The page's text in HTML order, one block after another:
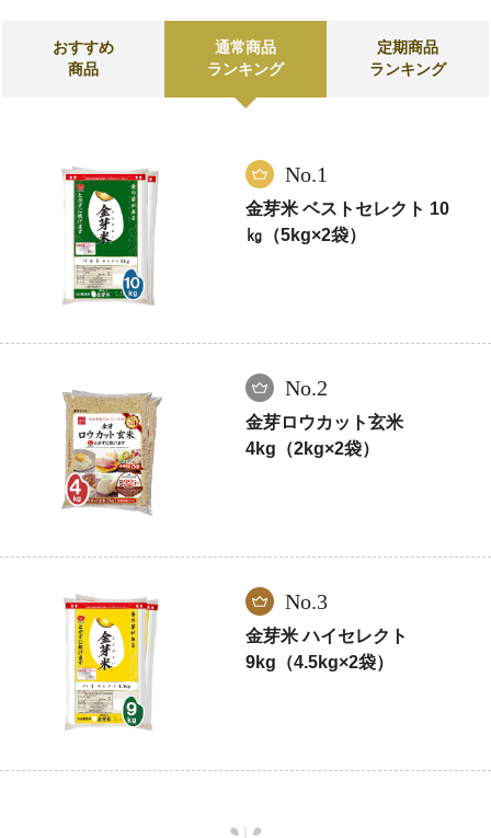
おすすめ
商品
通常商品
ランキング
定期商品
ランキング
No.1
金芽米 ベストセレクト 10
㎏（5kg×2袋）
No.2
金芽ロウカット玄米
4kg（2kg×2袋）
No.3
金芽米 ハイセレクト
9kg（4.5kg×2袋）